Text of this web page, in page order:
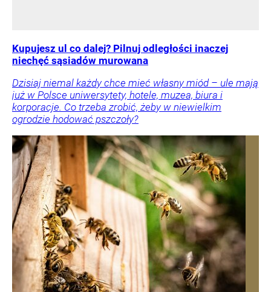
Kupujesz ul co dalej? Pilnuj odległości inaczej
niechęć sąsiadów murowana
Dzisiaj niemal każdy chce mieć własny miód – ule mają
już w Polsce uniwersytety, hotele, muzea, biura i
korporacje. Co trzeba zrobić, żeby w niewielkim
ogrodzie hodować pszczoły?